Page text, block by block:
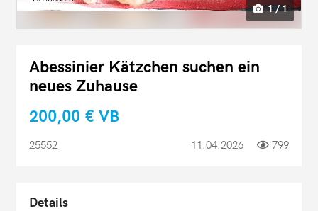
1 / 1
Abessinier Kätzchen suchen ein
neues Zuhause
200,00 € VB
25552 11.04.2026 799
Details